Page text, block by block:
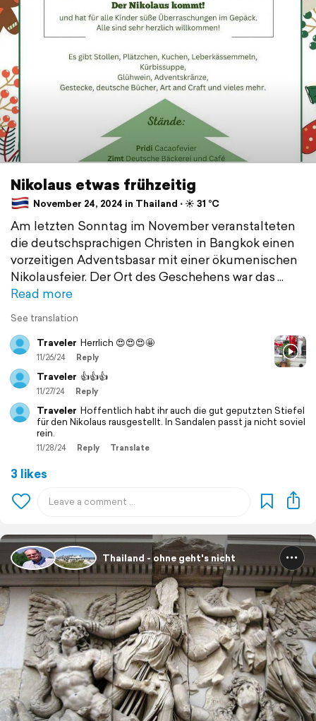
Nikolaus etwas frühzeitig
November 24, 2024 in Thailand ⋅ ☀️ 31 °C
Am letzten Sonntag im November veranstalteten
die deutschsprachigen Christen in Bangkok einen
vorzeitigen Adventsbasar mit einer ökumenischen
Nikolausfeier. Der Ort des Geschehens war das
Read more
See translation
Traveler Herrlich 😍😍😍🤩
11/26/24 Reply
Traveler 👍👍👍
11/27/24 Reply
Traveler Hoffentlich habt ihr auch die gut geputzten Stiefel
für den Nikolaus rausgestellt. In Sandalen passt ja nicht soviel
rein.
11/28/24 Reply Translate
3 likes
Thailand - ohne geht's nicht